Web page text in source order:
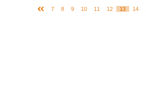
7 8 9 10 11 12 13 14